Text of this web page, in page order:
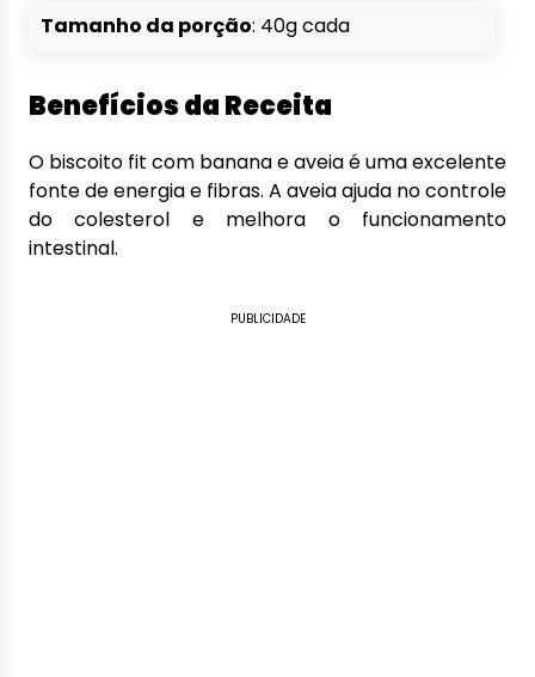
Tamanho da porção: 40g cada
Benefícios da Receita
O biscoito fit com banana e aveia é uma excelente
fonte de energia e fibras. A aveia ajuda no controle
do colesterol e melhora o funcionamento
intestinal.
PUBLICIDADE